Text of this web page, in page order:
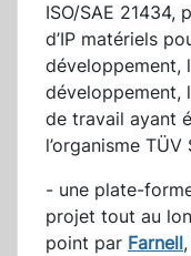
ISO/SAE 21434,
d’IP matériels
développement,
développement,
de travail ayant
l’organisme TÜV
- une plate-
projet tout au
point par Farnell